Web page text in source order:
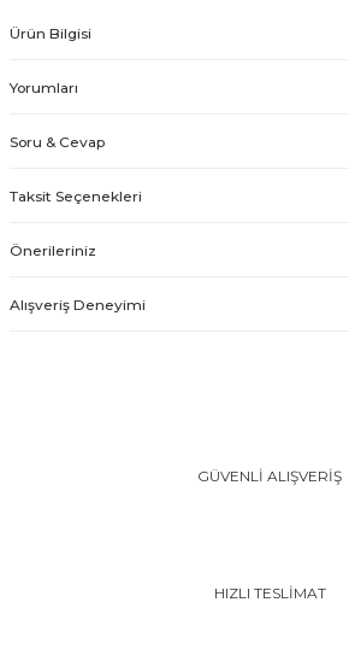
ve Şort
Ürün Bilgisi
Yorumları
Soru & Cevap
Taksit Seçenekleri
Önerileriniz
Alışveriş Deneyimi
GÜVENLİ ALIŞVERİŞ
HIZLI TESLİMAT